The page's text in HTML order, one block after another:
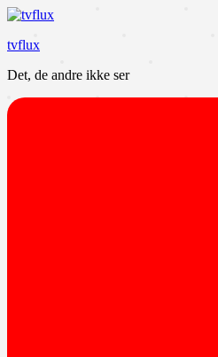
Videre
indhold
tvflux
Det, de andre ikke ser